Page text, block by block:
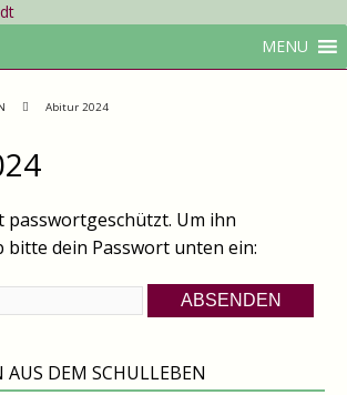
MENU
Abitur 2024
passwortgeschützt. Um ihn
bitte dein Passwort unten ein:
AUS DEM SCHULLEBEN